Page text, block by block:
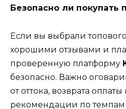
Безопасно ли покупать
Если вы выбрали
хорошими отзывами и
проверенную платформу
безопасно. Важно
от оттока, возврата
рекомендации по темпам